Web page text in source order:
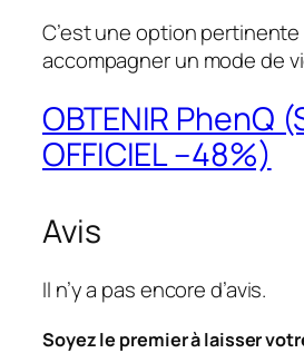
C’est une option
accompagner un mode de
OBTENIR PhenQ
OFFICIEL –48%)
Avis
Il n’y a pas encore d’avis.
Soyez le premier à laisser